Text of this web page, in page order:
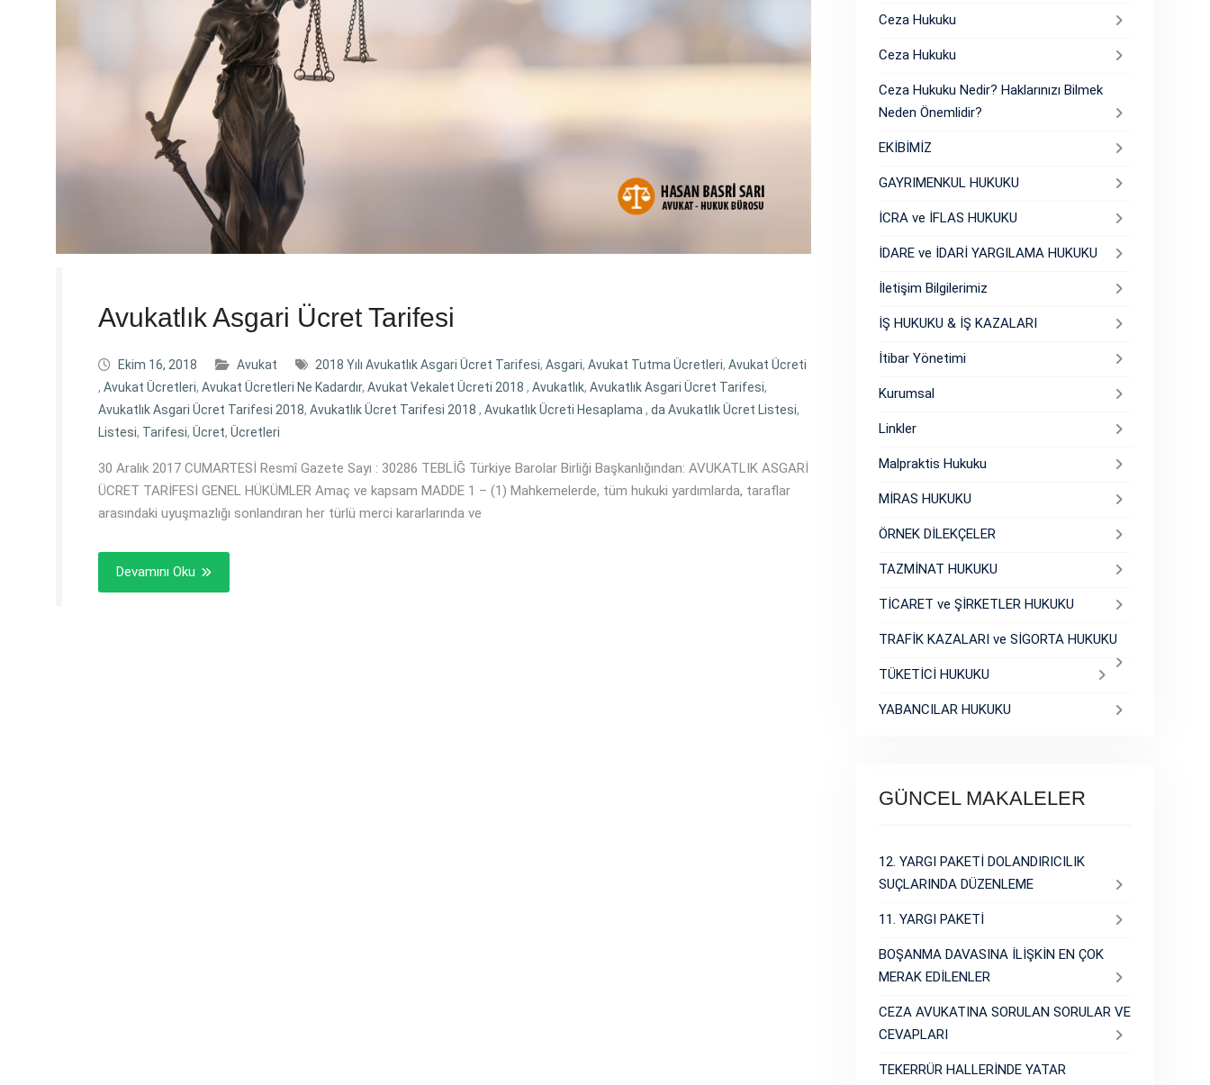
Avukatlık Asgari Ücret Tarifesi
Ekim 16, 2018 Avukat 2018 Yılı Avukatlık Asgari Ücret Tarifesi, Asgari, Avukat Tutma Ücretleri, Avukat Ücreti
, Avukat Ücretleri, Avukat Ücretleri Ne Kadardır, Avukat Vekalet Ücreti 2018 , Avukatlık, Avukatlık Asgari Ücret Tarifesi,
Avukatlık Asgari Ücret Tarifesi 2018, Avukatlık Ücret Tarifesi 2018 , Avukatlık Ücreti Hesaplama , da Avukatlık Ücret Listesi,
Listesi, Tarifesi, Ücret, Ücretleri
30 Aralık 2017 CUMARTESİ Resmî Gazete Sayı : 30286 TEBLİĞ Türkiye Barolar Birliği Başkanlığından: AVUKATLIK ASGARİ
ÜCRET TARİFESİ GENEL HÜKÜMLER Amaç ve kapsam MADDE 1 – (1) Mahkemelerde, tüm hukuki yardımlarda, taraflar
arasındaki uyuşmazlığı sonlandıran her türlü merci kararlarında ve
Devamını Oku
Ceza Hukuku
Ceza Hukuku
Ceza Hukuku Nedir? Haklarınızı Bilmek
Neden Önemlidir?
EKİBİMİZ
GAYRIMENKUL HUKUKU
İCRA ve İFLAS HUKUKU
İDARE ve İDARİ YARGILAMA HUKUKU
İletişim Bilgilerimiz
İŞ HUKUKU & İŞ KAZALARI
İtibar Yönetimi
Kurumsal
Linkler
Malpraktis Hukuku
MİRAS HUKUKU
ÖRNEK DİLEKÇELER
TAZMİNAT HUKUKU
TİCARET ve ŞİRKETLER HUKUKU
TRAFİK KAZALARI ve SİGORTA HUKUKU
TÜKETİCİ HUKUKU
YABANCILAR HUKUKU
GÜNCEL MAKALELER
12. YARGI PAKETİ DOLANDIRICILIK
SUÇLARINDA DÜZENLEME
11. YARGI PAKETİ
BOŞANMA DAVASINA İLİŞKİN EN ÇOK
MERAK EDİLENLER
CEZA AVUKATINA SORULAN SORULAR VE
CEVAPLARI
TEKERRÜR HALLERİNDE YATAR